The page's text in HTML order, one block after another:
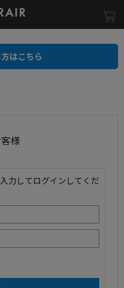
はこちら
様
力してログインしてくだ